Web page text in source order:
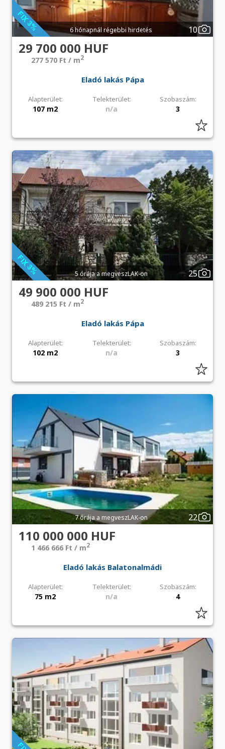
6 hónapnál régebbi hirdetés 10
29 700 000 HUF
277 570 Ft / m2
Eladó lakás Pápa
Alapterület: Telekterület: Szobaszám:
107 m2 n/a 3
5 órája a megveszLAK-on 25
49 900 000 HUF
489 215 Ft / m2
Eladó lakás Pápa
Alapterület: Telekterület: Szobaszám:
102 m2 n/a 3
7 órája a megveszLAK-on 22
110 000 000 HUF
1 466 666 Ft / m2
Eladó lakás Balatonalmádi
Alapterület: Telekterület: Szobaszám:
75 m2 n/a 4